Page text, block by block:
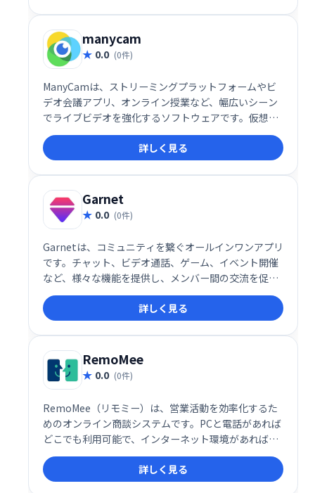
manycam
0.0 (0件)
ManyCamは、ストリーミングプラットフォームやビ
デオ会議アプリ、オンライン授業など、幅広いシーン
でライブビデオを強化するソフトウェアです。仮想背
景やエフェクトの追加、複数のカメラ切り替えなどの
高度な機能を搭載し、ビデオ通話や配信をより魅力的
に演出します。プロフェッショナルから初心者まで使
いやすい設計で、様々な用途に対応可能です。
詳しく見る
Garnet
0.0 (0件)
Garnetは、コミュニティを繋ぐオールインワンアプリ
です。チャット、ビデオ通話、ゲーム、イベント開催
など、様々な機能を提供し、メンバー間の交流を促進
します。砕氷船機能なども搭載し、新たな出会いをサ
ポートします。未来をシンプルにする、次世代コミュ
ニティアプリです。
詳しく見る
RemoMee
0.0 (0件)
RemoMee（リモミー）は、営業活動を効率化するた
めのオンライン商談システムです。PCと電話があれば
どこでも利用可能で、インターネット環境があれば、
スムーズに商談を進められます。営業コストと時間を
削減しながら効率的な営業活動を支援し、売上向上を
目指せる便利なツールです。
詳しく見る